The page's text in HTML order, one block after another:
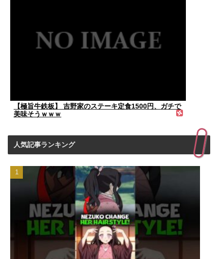
【極旨牛鉄板】 吉野家のステーキ定食1500円、ガチで
美味そうｗｗｗ
人気記事ランキング